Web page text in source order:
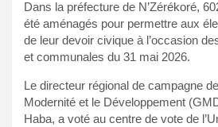
Dans la préfecture de N’Zérékoré,
été aménagés pour permettre aux
de leur devoir civique à l’occasion
et communales du 31 mai 2026.
Le directeur régional de campagne
Modernité et le Développement
Haba, a voté au centre de vote de